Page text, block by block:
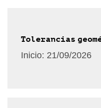
Tolerancias
Inicio: 21/09/2026